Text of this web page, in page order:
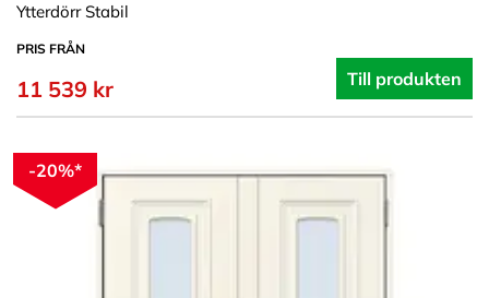
Ytterdörr Stabil
PRIS FRÅN
11 539 kr Till produkten
-20%*